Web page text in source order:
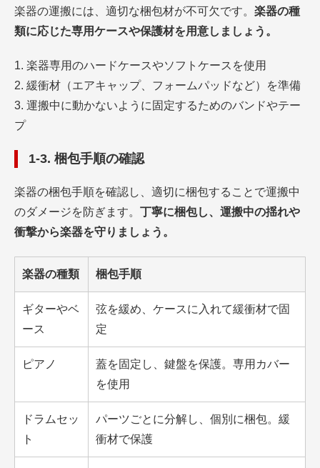
楽器の運搬には、適切な梱包材が不可欠です。 楽器の種
類に応じた専用ケースや保護材を用意しましょう。
楽器専用のハードケースやソフトケースを使用
緩衝材（エアキャップ、フォームパッドなど）を準備
運搬中に動かないように固定するためのバンドやテー
プ
1-3. 梱包手順の確認
楽器の梱包手順を確認し、適切に梱包することで運搬中
のダメージを防ぎます。 丁寧に梱包し、運搬中の揺れや
衝撃から楽器を守りましょう。
楽器の種類 梱包手順
ギターやベ
ース
弦を緩め、ケースに入れて緩衝材で固
定
ピアノ
蓋を固定し、鍵盤を保護。専用カバー
を使用
ドラムセッ
ト
パーツごとに分解し、個別に梱包。緩
衝材で保護